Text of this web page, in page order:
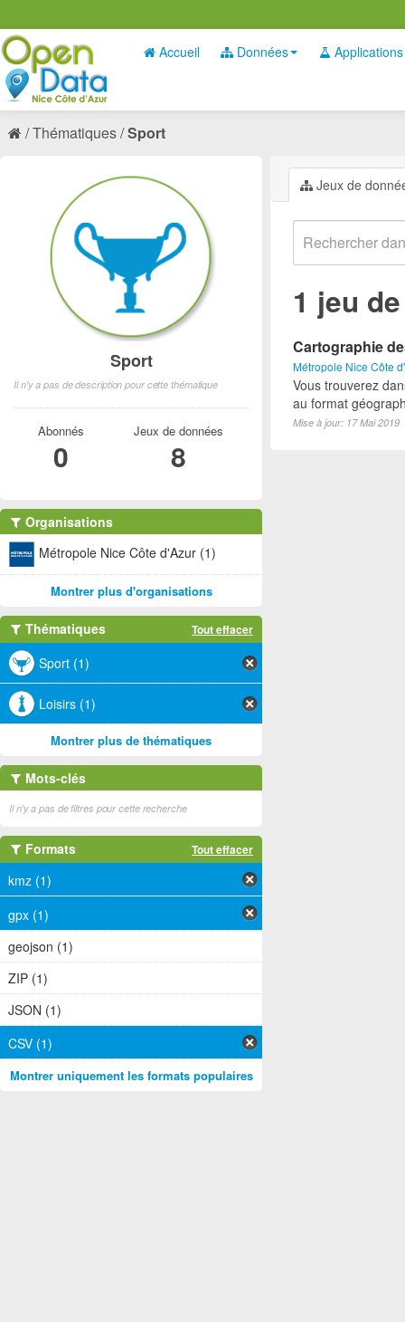
Accueil Données Applications
Thématiques Sport
Jeux de
1 jeu
Cartographie
Métropole Nice Côte
Vous trouverez
au format
Mise à jour: 17 Mai 2019
Sport
Il n'y a pas de description pour cette thématique
Abonnés
0
Jeux de données
8
Organisations
Métropole Nice Côte d'Azur (1)
Montrer plus d'organisations
Thématiques Tout effacer
Sport (1)
Loisirs (1)
Montrer plus de thématiques
Mots-clés
Il n'y a pas de filtres pour cette recherche
Formats Tout effacer
kmz (1)
gpx (1)
geojson (1)
ZIP (1)
JSON (1)
CSV (1)
Montrer uniquement les formats populaires